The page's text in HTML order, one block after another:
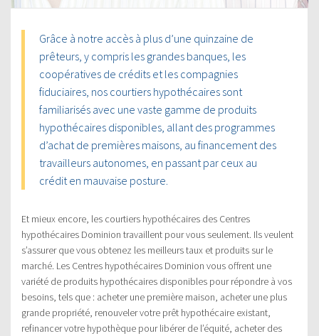
Grâce à notre accès à plus d’une quinzaine de
prêteurs, y compris les grandes banques, les
coopératives de crédits et les compagnies
fiduciaires, nos courtiers hypothécaires sont
familiarisés avec une vaste gamme de produits
hypothécaires disponibles, allant des programmes
d’achat de premières maisons, au financement des
travailleurs autonomes, en passant par ceux au
crédit en mauvaise posture.
Et mieux encore, les courtiers hypothécaires des Centres
hypothécaires Dominion travaillent pour vous seulement. Ils veulent
s’assurer que vous obtenez les meilleurs taux et produits sur le
marché. Les Centres hypothécaires Dominion vous offrent une
variété de produits hypothécaires disponibles pour répondre à vos
besoins, tels que : acheter une première maison, acheter une plus
grande propriété, renouveler votre prêt hypothécaire existant,
refinancer votre hypothèque pour libérer de l’équité, acheter des